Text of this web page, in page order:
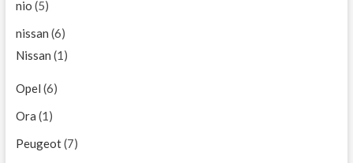
nio (5)
nissan (6)
Nissan (1)
Opel (6)
Ora (1)
Peugeot(7)